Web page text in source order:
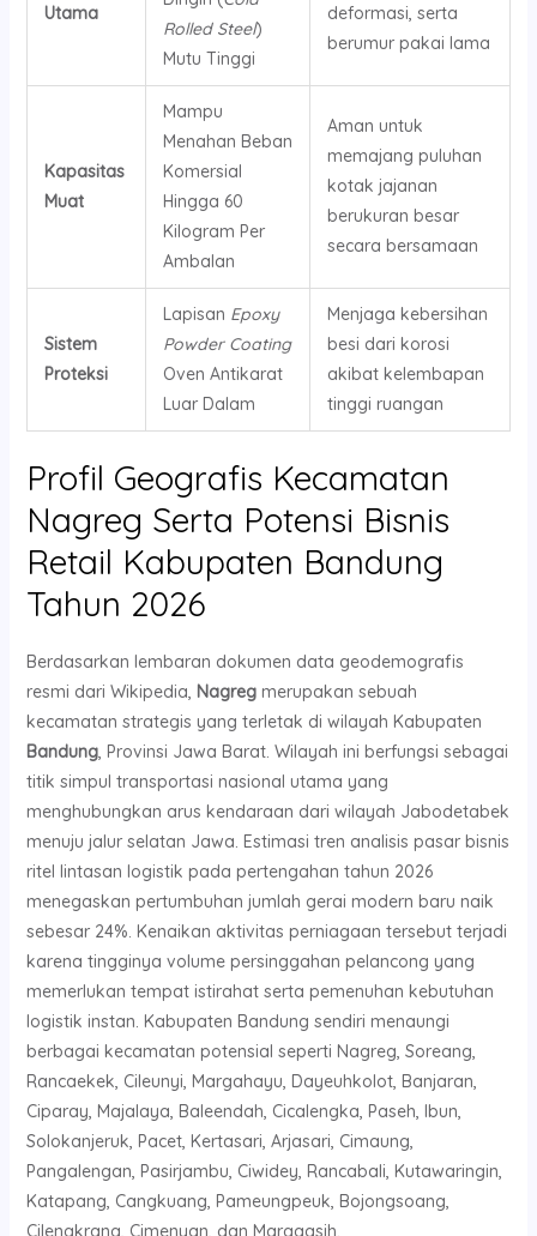
Utama
Rolled Steel)
Mutu Tinggi
deformasi, serta
berumur pakai lama
Kapasitas
Muat
Mampu
Menahan Beban
Komersial
Hingga 60
Kilogram Per
Ambalan
Aman untuk
memajang puluhan
kotak jajanan
berukuran besar
secara bersamaan
Sistem
Proteksi
Lapisan Epoxy
Powder Coating
Oven Antikarat
Luar Dalam
Menjaga kebersihan
besi dari korosi
akibat kelembapan
tinggi ruangan
Profil Geografis Kecamatan
Nagreg Serta Potensi Bisnis
Retail Kabupaten Bandung
Tahun 2026
Berdasarkan lembaran dokumen data geodemografis
resmi dari Wikipedia, Nagregmerupakan sebuah
kecamatan strategis yang terletak di wilayah Kabupaten
Bandung, Provinsi Jawa Barat. Wilayah ini berfungsi sebagai
titik simpul transportasi nasional utama yang
menghubungkan arus kendaraan dari wilayah Jabodetabek
menuju jalur selatan Jawa. Estimasi tren analisis pasar bisnis
ritel lintasan logistik pada pertengahan tahun 2026
menegaskan pertumbuhan jumlah gerai modern baru naik
sebesar 24%. Kenaikan aktivitas perniagaan tersebut terjadi
karena tingginya volume persinggahan pelancong yang
memerlukan tempat istirahat serta pemenuhan kebutuhan
logistik instan. Kabupaten Bandung sendiri menaungi
berbagai kecamatan potensial seperti Nagreg, Soreang,
Rancaekek, Cileunyi, Margahayu, Dayeuhkolot, Banjaran,
Ciparay, Majalaya, Baleendah, Cicalengka, Paseh, Ibun,
Solokanjeruk, Pacet, Kertasari, Arjasari, Cimaung,
Pangalengan, Pasirjambu, Ciwidey, Rancabali, Kutawaringin,
Katapang, Cangkuang, Pameungpeuk, Bojongsoang,
Cilengkrang, Cimenyan, dan Margaasih.